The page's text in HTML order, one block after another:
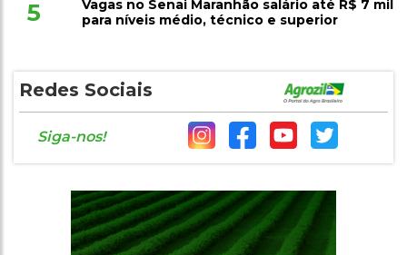
5
Vagas no Senai Maranhão salário até R$ 7 mil
para níveis médio, técnico e superior
Redes Sociais
Siga-nos!